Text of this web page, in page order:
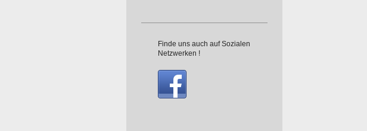
Finde uns auch auf Sozialen
Netzwerken !